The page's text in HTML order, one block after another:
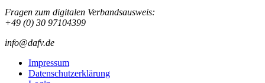
Fragen zum digitalen Verbandsausweis:
+49 (0) 30 97104399
info@dafv.de
Impressum
Datenschutzerklärung